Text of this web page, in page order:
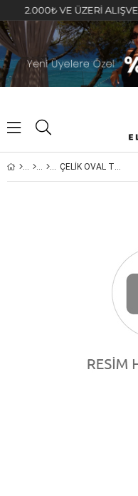
2.000₺ VE ÜZERİ
ÇELİK OVAL TURKUAZ TAŞLI KOLYE